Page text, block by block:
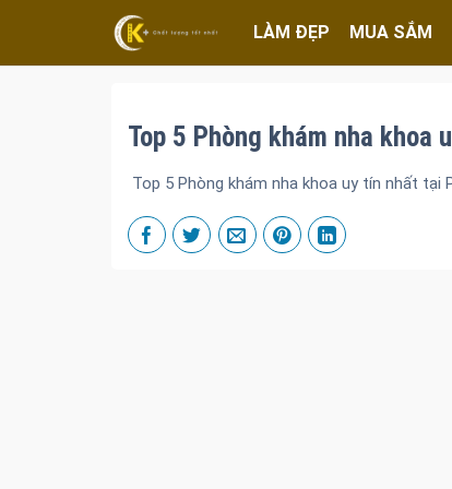
LÀM ĐẸP MUA SẮM
Top 5 Phòng khám nha khoa
Top 5 Phòng khám nha khoa uy tín nhất tại